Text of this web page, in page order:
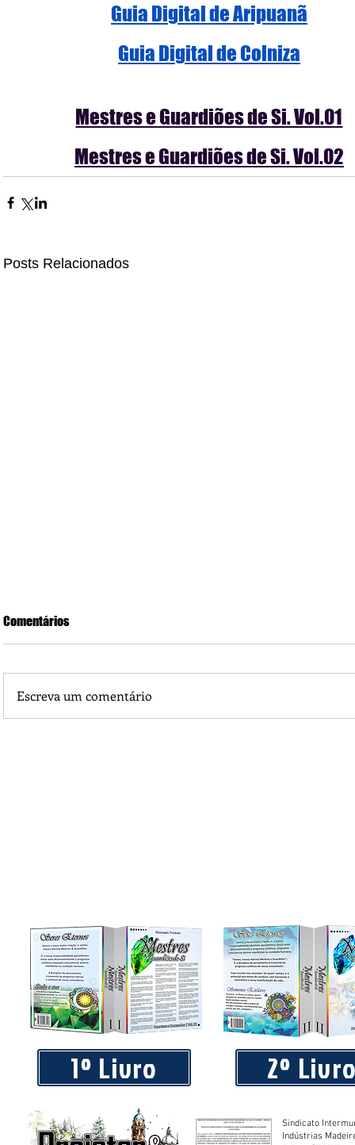
Guia Digital de Aripuanã
Guia Digital de Colniza
Mestres e Guardiões de Si. Vol.01
Mestres e Guardiões de Si. Vol.02
Posts Relacionados
Comentários
Escreva um comentário
1º Livro 2º
Sindicato
Indústrias